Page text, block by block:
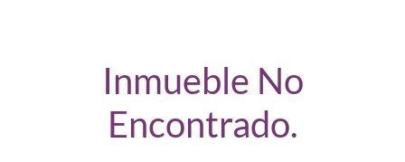
Inmueble No
Encontrado.